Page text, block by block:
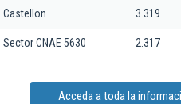
Castellon 3.319
Sector CNAE 5630 2.317
Acceda a toda la